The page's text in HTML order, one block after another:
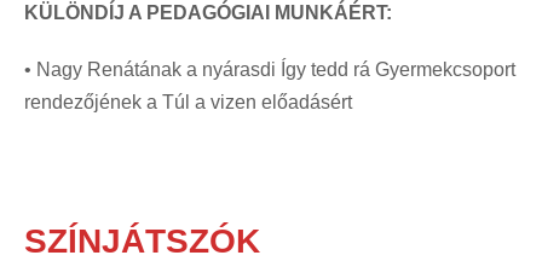
KÜLÖNDÍJ A PEDAGÓGIAI MUNKÁÉRT:
• Nagy Renátának a nyárasdi Így tedd rá Gyermekcsoport
rendezőjének a Túl a vizen előadásért
SZÍNJÁTSZÓK